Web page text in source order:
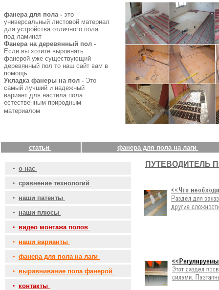
фанера для пола - это
универсальный листовой материал
для устройства отличного пола
под ламинат
Фанера на деревянный пол -
Если вы хотите выровнять
фанерой уже существующий
деревянный пол то наш сайт вам в
помощь
Укладка фанеры на пол - Это
самый лучший и надежный
вариант для настила пола
естественным природным
материалом
статьи фанера для пола на лаги
• о нас
• сравнение технологий
• наши патенты
• наши плюсы
• видео монтажа полов
• наши варианты
• фанера для пола на лаги
• выравнивание пола фанерой
• контакты
ПУТЕВОДИТЕЛЬ